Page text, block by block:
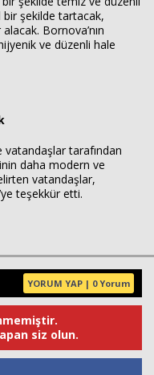
şekilde tartacak,
Bornova’nın
ve düzenli hale
tarafından
daha modern ve
vatandaşlar,
teşekkür etti.
YORUM YAP | 0 Yorum
siz olun.